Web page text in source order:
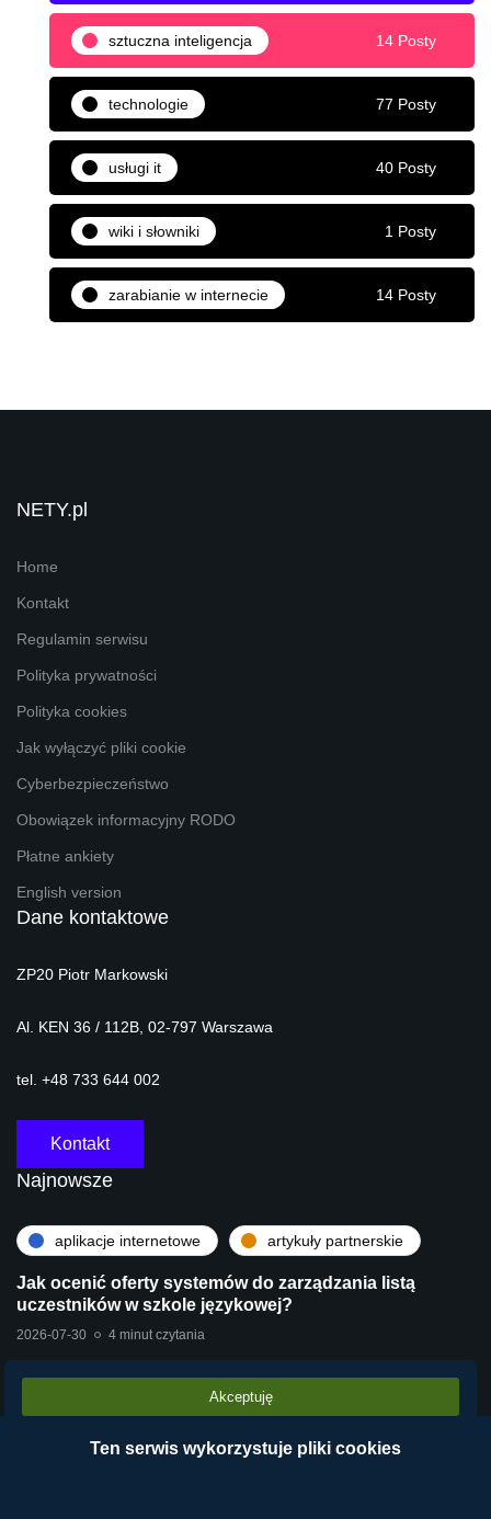
sztuczna inteligencja 14 Posty
technologie 77 Posty
usługi it 40 Posty
wiki i słowniki 1 Posty
zarabianie w internecie 14 Posty
NETY.pl
Home
Kontakt
Regulamin serwisu
Polityka prywatności
Polityka cookies
Jak wyłączyć pliki cookie
Cyberbezpieczeństwo
Obowiązek informacyjny RODO
Płatne ankiety
English version
Dane kontaktowe
ZP20 Piotr Markowski
Al. KEN 36 / 112B, 02-797 Warszawa
tel. +48 733 644 002
Kontakt
Najnowsze
aplikacje internetowe artykuły partnerskie
Jak ocenić oferty systemów do zarządzania listą
uczestników w szkole językowej?
2026-07-30 4 minut czytania
technologie
Stara centrala vs Wirtualna Centrala Telefoniczna
Akceptuję
Ten serwis wykorzystuje pliki cookies